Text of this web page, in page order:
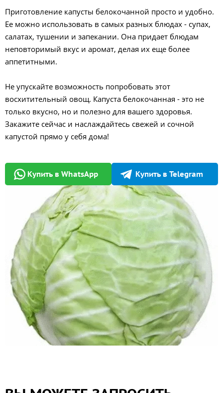
Приготовление капусты белокочанной просто и удобно.
Ее можно использовать в самых разных блюдах - супах,
салатах, тушении и запекании. Она придает блюдам
неповторимый вкус и аромат, делая их еще более
аппетитными.
Не упускайте возможность попробовать этот
восхитительный овощ. Капуста белокочанная - это не
только вкусно, но и полезно для вашего здоровья.
Закажите сейчас и наслаждайтесь свежей и сочной
капустой прямо у себя дома!
Купить в WhatsApp Купить в Telegram